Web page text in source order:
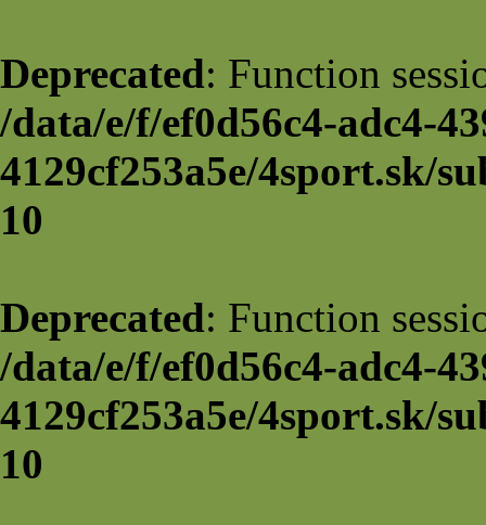
Deprecated: Function
/data/e/f/ef0d56c4-adc4-
4129cf253a5e/4sport.sk/
10
Deprecated: Function
/data/e/f/ef0d56c4-adc4-
4129cf253a5e/4sport.sk/
10